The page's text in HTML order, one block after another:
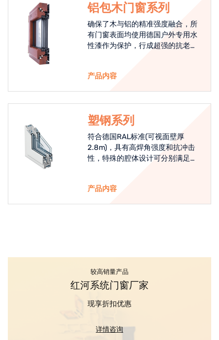
铝包木门窗系列
确保了木与铝的精准强度融合，所
有门窗表面均使用德国户外专用水
性漆作为保护，行成超强的抗老化
产品内容
塑钢系列
符合德国RAL标准(可视面壁厚
2.8m)，具有高焊角强度和抗冲击
性，特殊的腔体设计可分别满足隔
产品内容
较高销量产品
红河系统门窗厂家
现享折扣优惠
详情咨询